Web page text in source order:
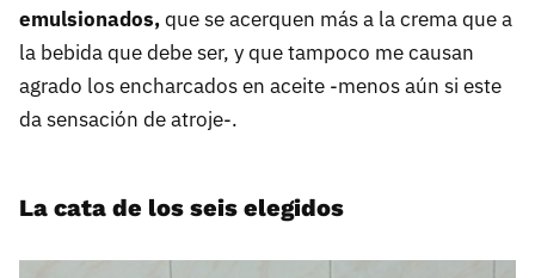
emulsionados,que se acerquen más a la crema que a
la bebida que debe ser, y que tampoco me causan
agrado los encharcados en aceite -menos aún si este
da sensación de atroje-.
La cata de los seis elegidos